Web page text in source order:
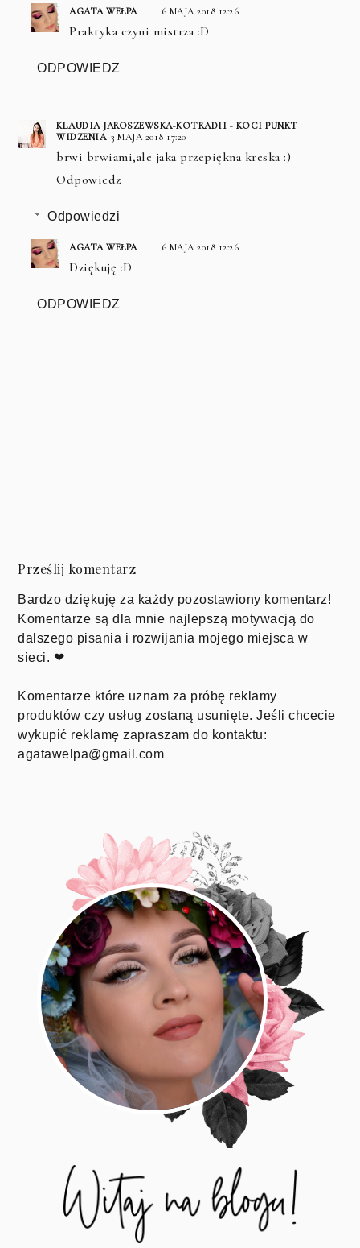
AGATA WEŁPA 6 MAJA 2018 12:26
Praktyka czyni mistrza :D
ODPOWIEDZ
KLAUDIA JAROSZEWSKA-KOTRADII - KOCI PUNKT
WIDZENIA 3 MAJA 2018 17:20
brwi brwiami,ale jaka przepiękna kreska :)
Odpowiedz
Odpowiedzi
AGATA WEŁPA 6 MAJA 2018 12:26
Dziękuję :D
ODPOWIEDZ
Prześlij komentarz
Bardzo dziękuję za każdy pozostawiony komentarz!
Komentarze są dla mnie najlepszą motywacją do
dalszego pisania i rozwijania mojego miejsca w
sieci. ❤
Komentarze które uznam za próbę reklamy
produktów czy usług zostaną usunięte. Jeśli chcecie
wykupić reklamę zapraszam do kontaktu:
agatawelpa@gmail.com